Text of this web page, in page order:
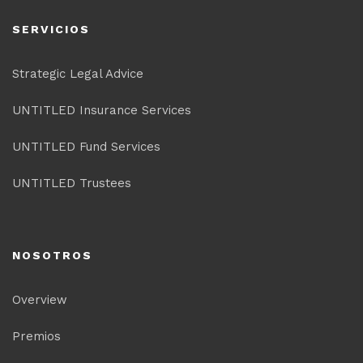
SERVICIOS
Strategic Legal Advice
UNTITLED Insurance Services
UNTITLED Fund Services
UNTITLED Trustees
NOSOTROS
Overview
Premios